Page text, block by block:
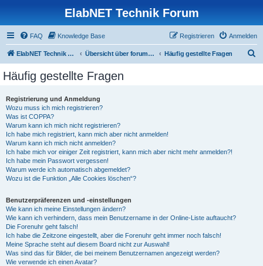
ElabNET Technik Forum
FAQ Knowledge Base Anmelden
Registrieren
ElabNET Technik Forum Übersicht über forum.timberwolf.io Häufig gestellte Fragen
Häufig gestellte Fragen
Registrierung und Anmeldung
Wozu muss ich mich registrieren?
Was ist COPPA?
Warum kann ich mich nicht registrieren?
Ich habe mich registriert, kann mich aber nicht anmelden!
Warum kann ich mich nicht anmelden?
Ich habe mich vor einiger Zeit registriert, kann mich aber nicht mehr anmelden?!
Ich habe mein Passwort vergessen!
Warum werde ich automatisch abgemeldet?
Wozu ist die Funktion „Alle Cookies löschen“?
Benutzerpräferenzen und -einstellungen
Wie kann ich meine Einstellungen ändern?
Wie kann ich verhindern, dass mein Benutzername in der Online-Liste auftaucht?
Die Forenuhr geht falsch!
Ich habe die Zeitzone eingestellt, aber die Forenuhr geht immer noch falsch!
Meine Sprache steht auf diesem Board nicht zur Auswahl!
Was sind das für Bilder, die bei meinem Benutzernamen angezeigt werden?
Wie verwende ich einen Avatar?